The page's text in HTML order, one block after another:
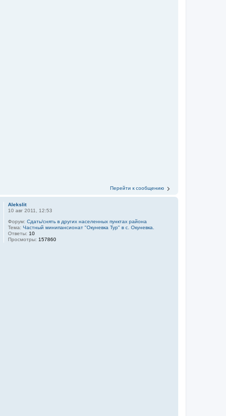
Перейти к сообщению
Alekslit
10 авг 2011, 12:53
Форум:Сдать/снять в других населенных пунктах района
Тема:Частный минипансионат "Окуневка Тур" в с. Окуневка.
Ответы: 10
Просмотры: 157860